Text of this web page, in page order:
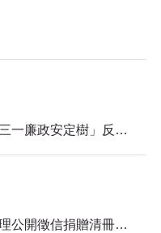
115年新北市政府警察局「共植三一廉政安定樹」反貪倡廉有獎徵答得獎名單公告
本局公共關係室115年上半年辦理公開徵信捐贈清冊及明細表，依公益勸募條例公告。